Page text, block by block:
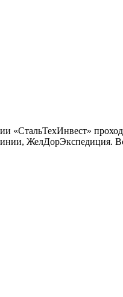
ЖелДорЭкспедиция.